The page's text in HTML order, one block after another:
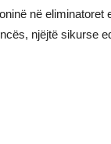
në
njëjtë sikurse